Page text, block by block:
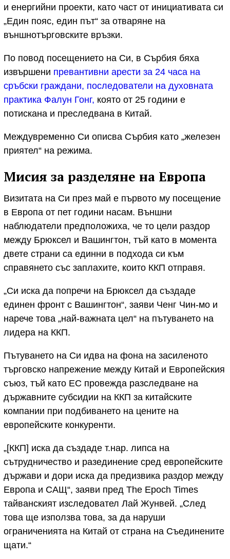
и енергийни проекти, като част от инициативата си
„Един пояс, един път“ за отваряне на
външнотърговските връзки.
По повод посещението на Си, в Сърбия бяха
извършени превантивни арести за 24 часа на
сръбски граждани, последователи на духовната
практика Фалун Гонг, която от 25 години е
потискана и преследвана в Китай.
Междувременно Си описва Сърбия като „железен
приятел“ на режима.
Мисия за разделяне на Европа
Визитата на Си през май е първото му посещение
в Европа от пет години насам. Външни
наблюдатели предположиха, че то цели раздор
между Брюксел и Вашингтон, тъй като в момента
двете страни са единни в подхода си към
справянето със заплахите, които ККП отправя.
„Си иска да попречи на Брюксел да създаде
единен фронт с Вашингтон“, заяви Ченг Чин-мо и
нарече това „най-важната цел“ на пътуването на
лидера на ККП.
Пътуването на Си идва на фона на засиленото
търговско напрежение между Китай и Европейския
съюз, тъй като ЕС провежда разследване на
държавните субсидии на ККП за китайските
компании при подбиването на цените на
европейските конкуренти.
„[ККП] иска да създаде т.нар. липса на
сътрудничество и разединение сред европейските
държави и дори иска да предизвика раздор между
Европа и САЩ“, заяви пред The Epoch Times
тайванският изследовател Лай Жунвей. „След
това ще използва това, за да наруши
ограниченията на Китай от страна на Съединените
щати.“